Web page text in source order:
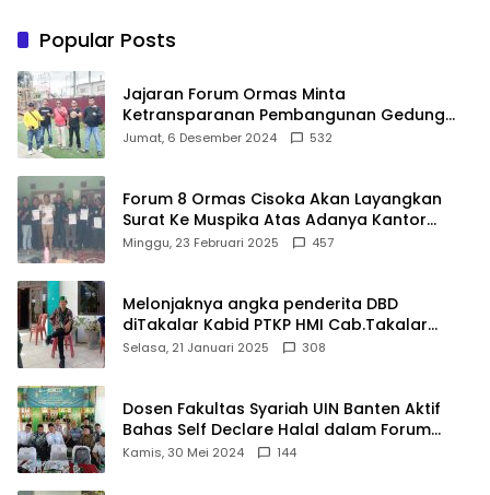
Sasaran
Popular Posts
Jajaran Forum Ormas Minta
Ketransparanan Pembangunan Gedung
Damkar Di Kecamatan Cisoka
Jumat, 6 Desember 2024 532
Forum 8 Ormas Cisoka Akan Layangkan
Surat Ke Muspika Atas Adanya Kantor
Matel di Cisoka
Minggu, 23 Februari 2025 457
Melonjaknya angka penderita DBD
diTakalar Kabid PTKP HMI Cab.Takalar
angkat bicara
Selasa, 21 Januari 2025 308
Dosen Fakultas Syariah UIN Banten Aktif
Bahas Self Declare Halal dalam Forum
Ijtima Ulama MUI
Kamis, 30 Mei 2024 144